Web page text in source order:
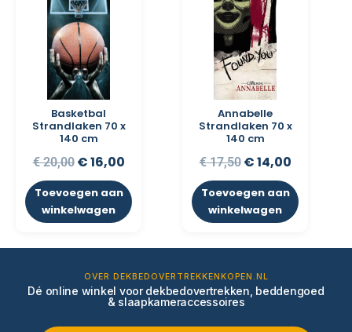
Basketbal
Strandlaken 70 x
140 cm
€20,00 €16,00
Toevoegen aan
winkelwagen
Annabelle
Strandlaken 70 x
140 cm
€17,50 €14,00
Toevoegen aan
winkelwagen
OVER DEKBEDOVERTREKKENKOPEN.NL
Dé online winkel voor dekbedovertrekken, beddengoed
& slaapkameraccessoires